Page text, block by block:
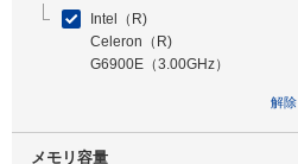
Intel（R)
Celeron（R)
G6900E（3.00GHz）
解除
メモリ容量